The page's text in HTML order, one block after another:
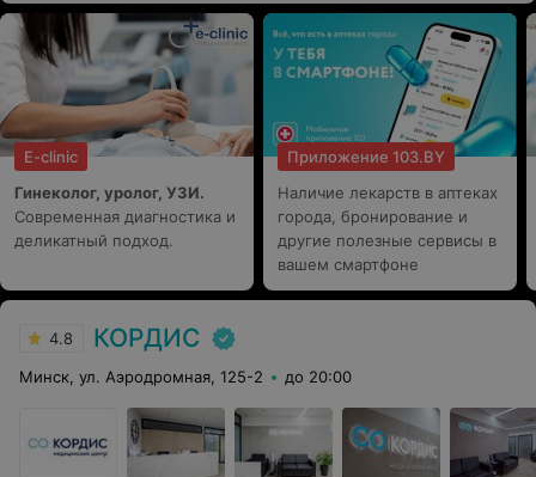
E-clinic
Гинеколог, уролог, УЗИ.
Современная диагностика и
деликатный подход.
Приложение 103.BY
Наличие лекарств в аптеках
города, бронирование и
другие полезные сервисы в
вашем смартфоне
4.8 КОРДИС
Минск, ул. Аэродромная, 125-2 до 20:00